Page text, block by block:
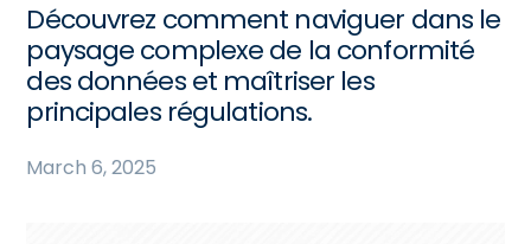
Découvrez comment naviguer dans le
paysage complexe de la conformité
des données et maîtriser les
principales régulations.
March 6, 2025